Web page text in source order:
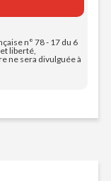
n° 78 - 17 du 6
liberté,
ne sera divulguée à